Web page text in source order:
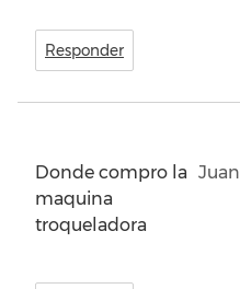
Responder
Juan
Donde compro la
maquina
troqueladora